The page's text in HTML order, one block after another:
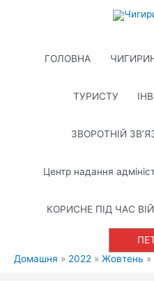
ГОЛОВНА
ТУРИСТУ
ЗВОРОТНІЙ
Центр надання
КОРИСНЕ ПІД ЧАС
Домашня
2022 Жовтень